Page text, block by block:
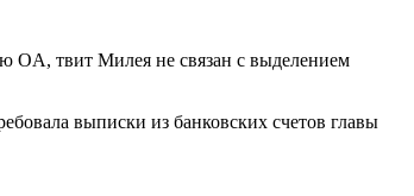
OA, твит Милея не связан с выделением
выписки из банковских счетов главы